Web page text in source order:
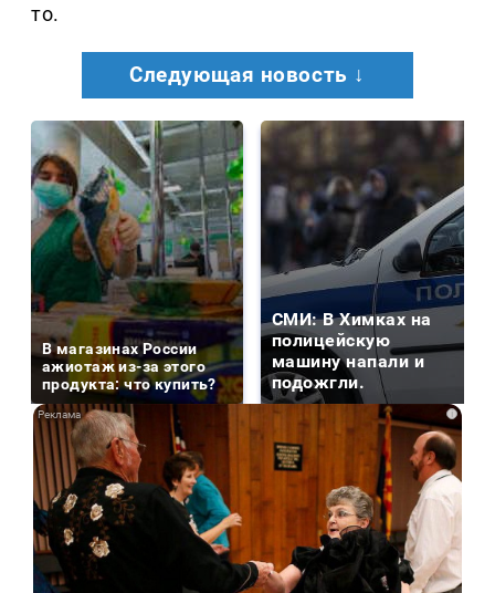
то.
Следующая новость ↓
В магазинах России
ажиотаж из-за этого
продукта: что купить?
СМИ: В Химках на
полицейскую
машину напали и
подожгли.
i